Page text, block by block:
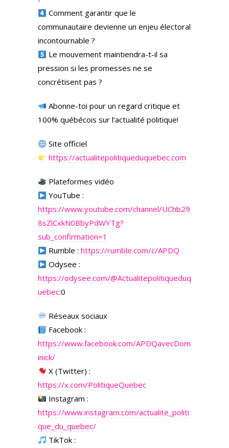
Comment garantir que le
communautaire devienne un enjeu électoral
incontournable ?
Le mouvement maintiendra-t-il sa
pression si les promesses ne se
concrétisent pas ?
Abonne-toi pour un regard critique et
100% québécois sur l’actualité politique!
Site officiel
https://actualitepolitiqueduquebec.com
Plateformes vidéo
YouTube :
https://www.youtube.com/channel/UChb29
8sZlCxkN0BbyPdWYTg?
sub_confirmation=1
Rumble :https://rumble.com/c/APDQ
Odysee :
https://odysee.com/@Actualitepolitiqueduq
uebec:0
Réseaux sociaux
Facebook :
https://www.facebook.com/APDQavecDom
inick/
X (Twitter) :
https://x.com/PolitiqueQuebec
Instagram :
https://www.instagram.com/actualite_politi
que_du_quebec/
TikTok :